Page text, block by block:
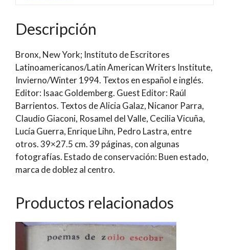
Publication
the
Latin
American
Writers
Institute
|
Chilean
Writers
in
The
S./Escritores
Chilenos
en
los
Descripción
Bronx, New York; Instituto de Escritores
Latinoamericanos/Latin American Writers Institute,
Invierno/Winter 1994. Textos en español e inglés.
Editor: Isaac Goldemberg. Guest Editor: Raúl
Barrientos. Textos de Alicia Galaz, Nicanor Parra,
Claudio Giaconi, Rosamel del Valle, Cecilia Vicuña,
Lucía Guerra, Enrique Lihn, Pedro Lastra, entre
otros. 39×27.5 cm. 39 páginas, con algunas
fotografías. Estado de conservación: Buen estado,
marca de doblez al centro.
Productos relacionados